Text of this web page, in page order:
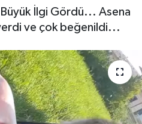
İlgi Gördü... Asena
ve çok beğenildi...